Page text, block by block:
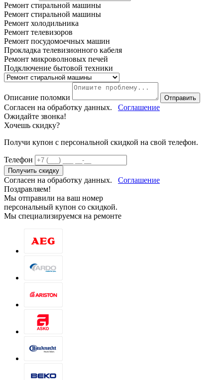
Ремонт стиральной машины
Ремонт стиральной машины
Ремонт холодильника
Ремонт телевизоров
Ремонт посудомоечных машин
Прокладка телевизионного кабеля
Ремонт микроволновых печей
Подключение бытовой техники
Описание поломки Отправить
Согласен на обработку данных. Соглашение
Ожидайте звонка!
Хочешь скидку?
Получи купон c персональной скидкой на свой телефон.
Телефон
Получить скидку
Согласен на обработку данных. Соглашение
Поздравляем!
Мы отправили на ваш номер
персональный купон со скидкой.
Мы специализируемся на ремонте